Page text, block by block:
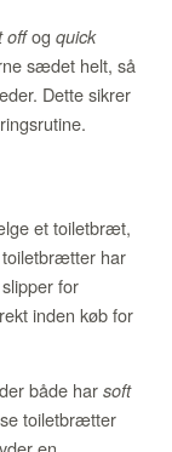
offog quick
sædet helt, så
Dette sikrer
et toiletbræt,
har
for
inden køb for
både har soft
toiletbrætter